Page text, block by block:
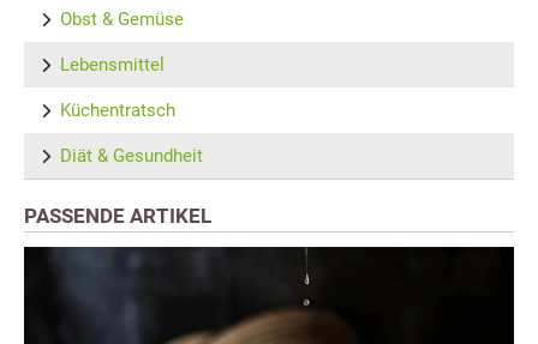
Obst & Gemüse
Lebensmittel
Küchentratsch
Diät & Gesundheit
PASSENDE ARTIKEL